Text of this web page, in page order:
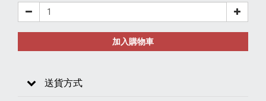
加入購物車
送貨方式